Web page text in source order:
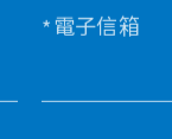
電子信箱